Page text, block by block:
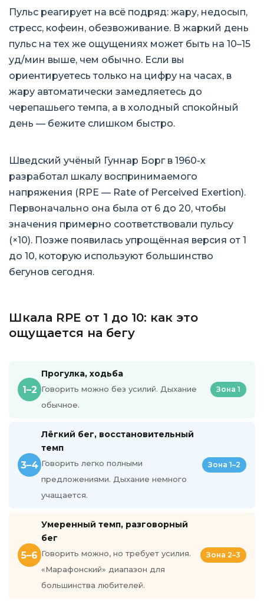
Пульс реагирует на всё подряд: жару, недосып,
стресс, кофеин, обезвоживание. В жаркий день
пульс на тех же ощущениях может быть на 10–15
уд/мин выше, чем обычно. Если вы
ориентируетесь только на цифру на часах, в
жару автоматически замедляетесь до
черепашьего темпа, а в холодный спокойный
день — бежите слишком быстро.
Шведский учёный Гуннар Борг в 1960-х
разработал шкалу воспринимаемого
напряжения (RPE — Rate of Perceived Exertion).
Первоначально она была от 6 до 20, чтобы
значения примерно соответствовали пульсу
(×10). Позже появилась упрощённая версия от 1
до 10, которую используют большинство
бегунов сегодня.
Шкала RPE от 1 до 10: как это
ощущается на бегу
1–2
Прогулка, ходьба
Говорить можно без усилий. Дыхание
обычное.
Зона 1
3–4
Лёгкий бег, восстановительный
темп
Говорить легко полными
предложениями. Дыхание немного
учащается.
Зона 1–2
5–6
Умеренный темп, разговорный
бег
Говорить можно, но требует усилия.
«Марафонский» диапазон для
большинства любителей.
Зона 2–3